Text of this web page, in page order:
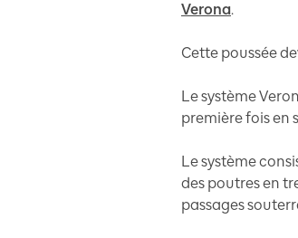
Verona.
Cette poussée
Le système
première fois en
Le système
des poutres en
passages